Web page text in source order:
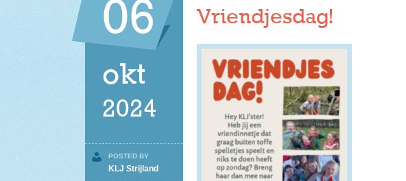
06
okt
2024
POSTED BY
KLJ Strijland
Vriendjesdag!